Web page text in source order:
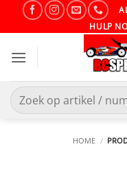
HULP
Zoeken
naar:
HOME /